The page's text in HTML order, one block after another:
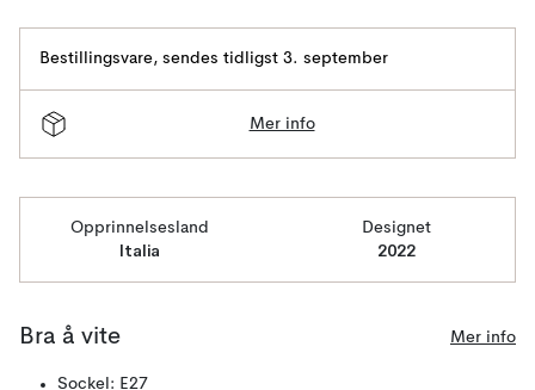
Bestillingsvare, sendes tidligst 3. september
Mer info
Opprinnelsesland
Italia
Designet
2022
Bra å vite Mer info
Sockel: E27